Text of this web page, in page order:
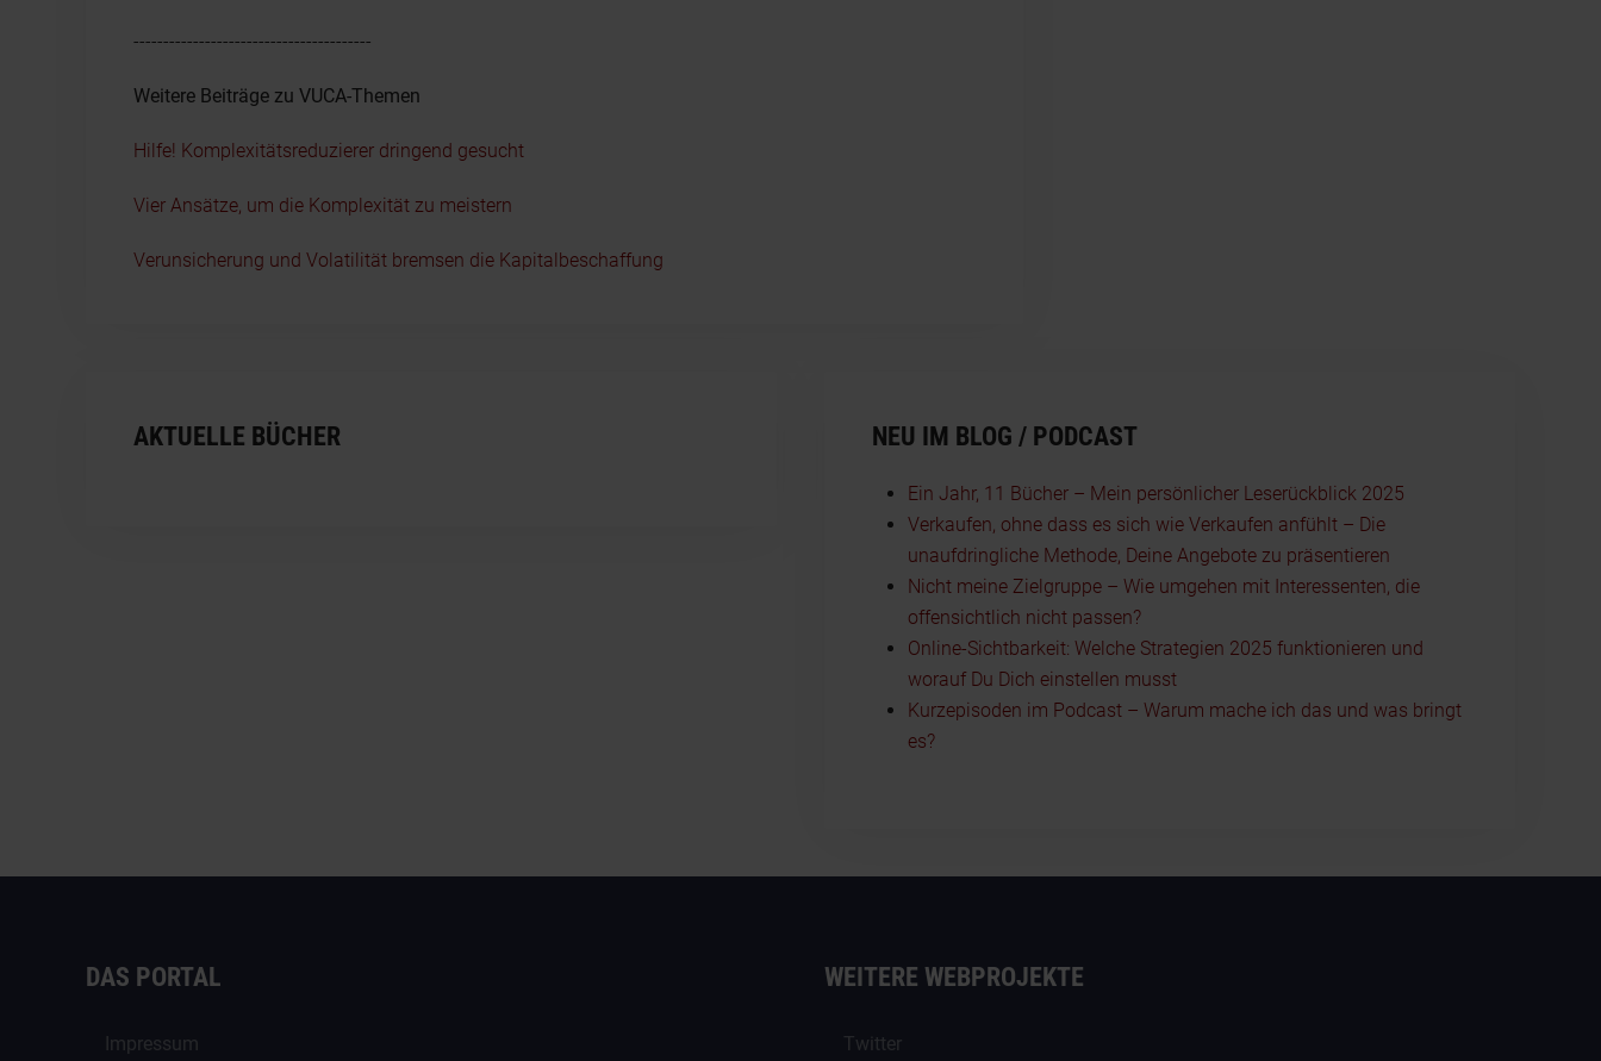
----------------------------------------
Weitere Beiträge zu VUCA-Themen
Hilfe! Komplexitätsreduzierer dringend gesucht
Vier Ansätze, um die Komplexität zu meistern
Verunsicherung und Volatilität bremsen die Kapitalbeschaffung
AKTUELLE BÜCHER NEU IM BLOG / PODCAST
Ein Jahr, 11 Bücher – Mein persönlicher Leserückblick 2025
Verkaufen, ohne dass es sich wie Verkaufen anfühlt – Die
unaufdringliche Methode, Deine Angebote zu präsentieren
Nicht meine Zielgruppe – Wie umgehen mit Interessenten, die
offensichtlich nicht passen?
Online-Sichtbarkeit: Welche Strategien 2025 funktionieren und
worauf Du Dich einstellen musst
Kurzepisoden im Podcast – Warum mache ich das und was bringt
es?
DAS PORTAL
Impressum
WEITERE WEBPROJEKTE
Twitter